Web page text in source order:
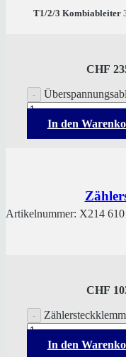
T1/2/3 Kombiableiter
CHF
In den
Artikelnummer: X214
CHF
In den